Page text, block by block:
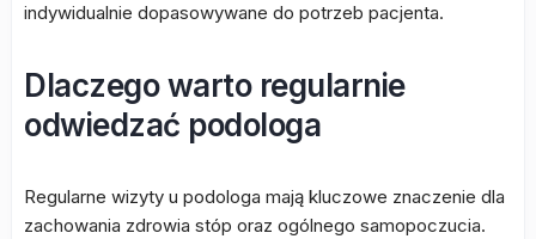
indywidualnie dopasowywane do potrzeb pacjenta.
Dlaczego warto regularnie
odwiedzać podologa
Regularne wizyty u podologa mają kluczowe znaczenie dla
zachowania zdrowia stóp oraz ogólnego samopoczucia.